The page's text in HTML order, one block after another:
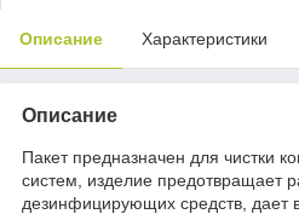
Описание Характеристики
Описание
Пакет предназначен для чистки
систем, изделие предотвращает
дезинфицирующих средств, дает